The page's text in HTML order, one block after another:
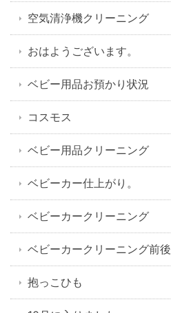
空気清浄機クリーニング
おはようございます。
ベビー用品お預かり状況
コスモス
ベビー用品クリーニング
ベビーカー仕上がり。
ベビーカークリーニング
ベビーカークリーニング前後
抱っこひも